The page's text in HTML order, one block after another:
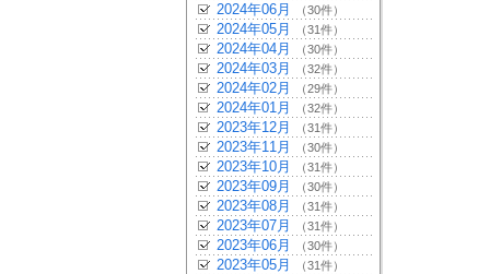
2024年06月 （30件）
2024年05月 （31件）
2024年04月 （30件）
2024年03月 （32件）
2024年02月 （29件）
2024年01月 （32件）
2023年12月 （31件）
2023年11月 （30件）
2023年10月 （31件）
2023年09月 （30件）
2023年08月 （31件）
2023年07月 （31件）
2023年06月 （30件）
2023年05月 （31件）